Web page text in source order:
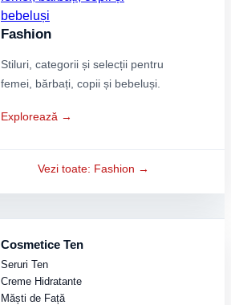
Fashion
Stiluri, categorii și selecții pentru
femei, bărbați, copii și bebeluși.
Explorează →
Vezi toate: Fashion →
Cosmetice Ten
Seruri Ten
Creme Hidratante
Măști de Față